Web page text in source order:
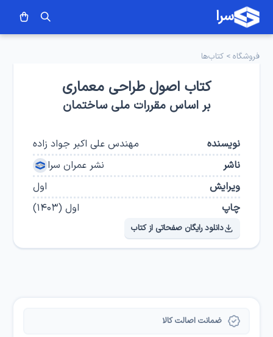
سرا
فروشگاه >کتاب‌ها
کتاب اصول طراحی معماری
بر اساس مقررات ملی ساختمان
نویسنده
مهندس علی اکبر جواد زاده
ناشر
نشر عمران سرا
ویرایش
اول
چاپ
اول(۱۴۰۳)
دانلود رایگان صفحاتی از کتاب
ضمانت اصالت کالا